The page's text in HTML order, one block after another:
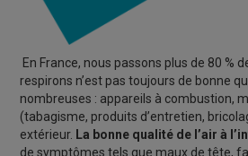
En France, nous passons plus de 80 %
respirons n’est pas toujours de bonne
nombreuses : appareils à combustion,
(tabagisme, produits d’entretien,
extérieur. La bonne qualité de l’air à
de symptômes tels que maux de tête,